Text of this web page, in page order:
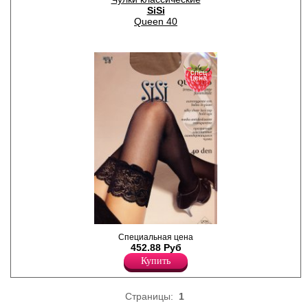
SiSi
Queen 40
Прозрачные, матовые чулки
с кружевной резинкой (7 см)
на силиконе;
сформированная нога,
невидимый мысок.
Полиамид 86%
Эластан 14%
спец
цена
Специальная цена
452.88 Руб
Купить
Страницы: 1